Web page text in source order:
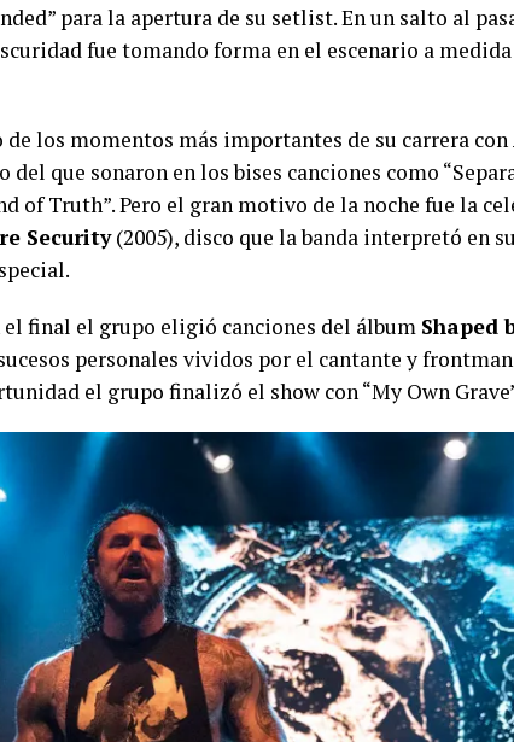
para la apertura de su setlist. En un salto al
fue tomando forma en el escenario a
los momentos más importantes de su carrera con
del que sonaron en los bises canciones como
of Truth”. Pero el gran motivo de la noche fue la
Security(2005), disco que la banda interpretó en
final el grupo eligió canciones del álbum Shaped
personales vividos por el cantante y
el grupo finalizó el show con “My Own